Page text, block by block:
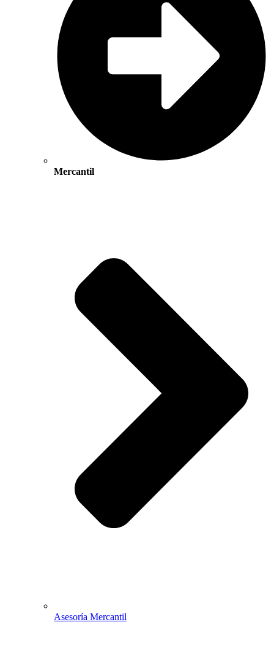
Mercantil
Asesoría Mercantil